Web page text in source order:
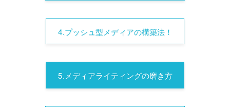
4.プッシュ型メディアの構築法！
5.メディアライティングの磨き方